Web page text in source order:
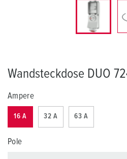
Wandsteckdose DUO
Ampere
16 A 32 A 63 A
Pole